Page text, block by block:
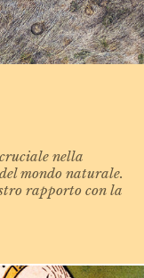
nella
mondo naturale.
rapporto con la